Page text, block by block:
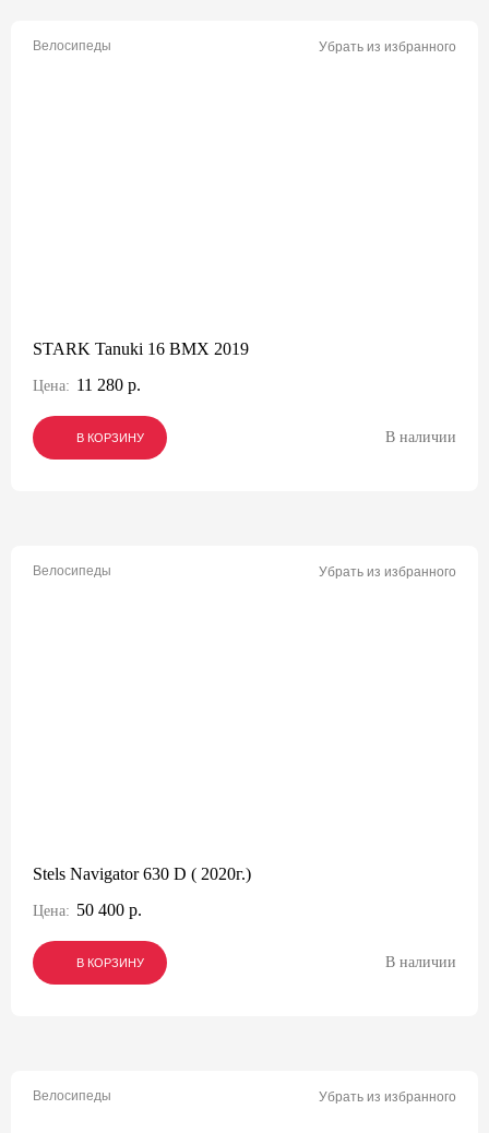
Велосипеды Убрать из избранного
STARK Tanuki 16 BMX 2019
Цена: 11 280 р.
В КОРЗИНУ
В КОРЗИНУ
В КОРЗИНУ В наличии
Велосипеды Убрать из избранного
Stels Navigator 630 D ( 2020г.)
Цена: 50 400 р.
В КОРЗИНУ
В КОРЗИНУ
В КОРЗИНУ В наличии
Велосипеды Убрать из избранного